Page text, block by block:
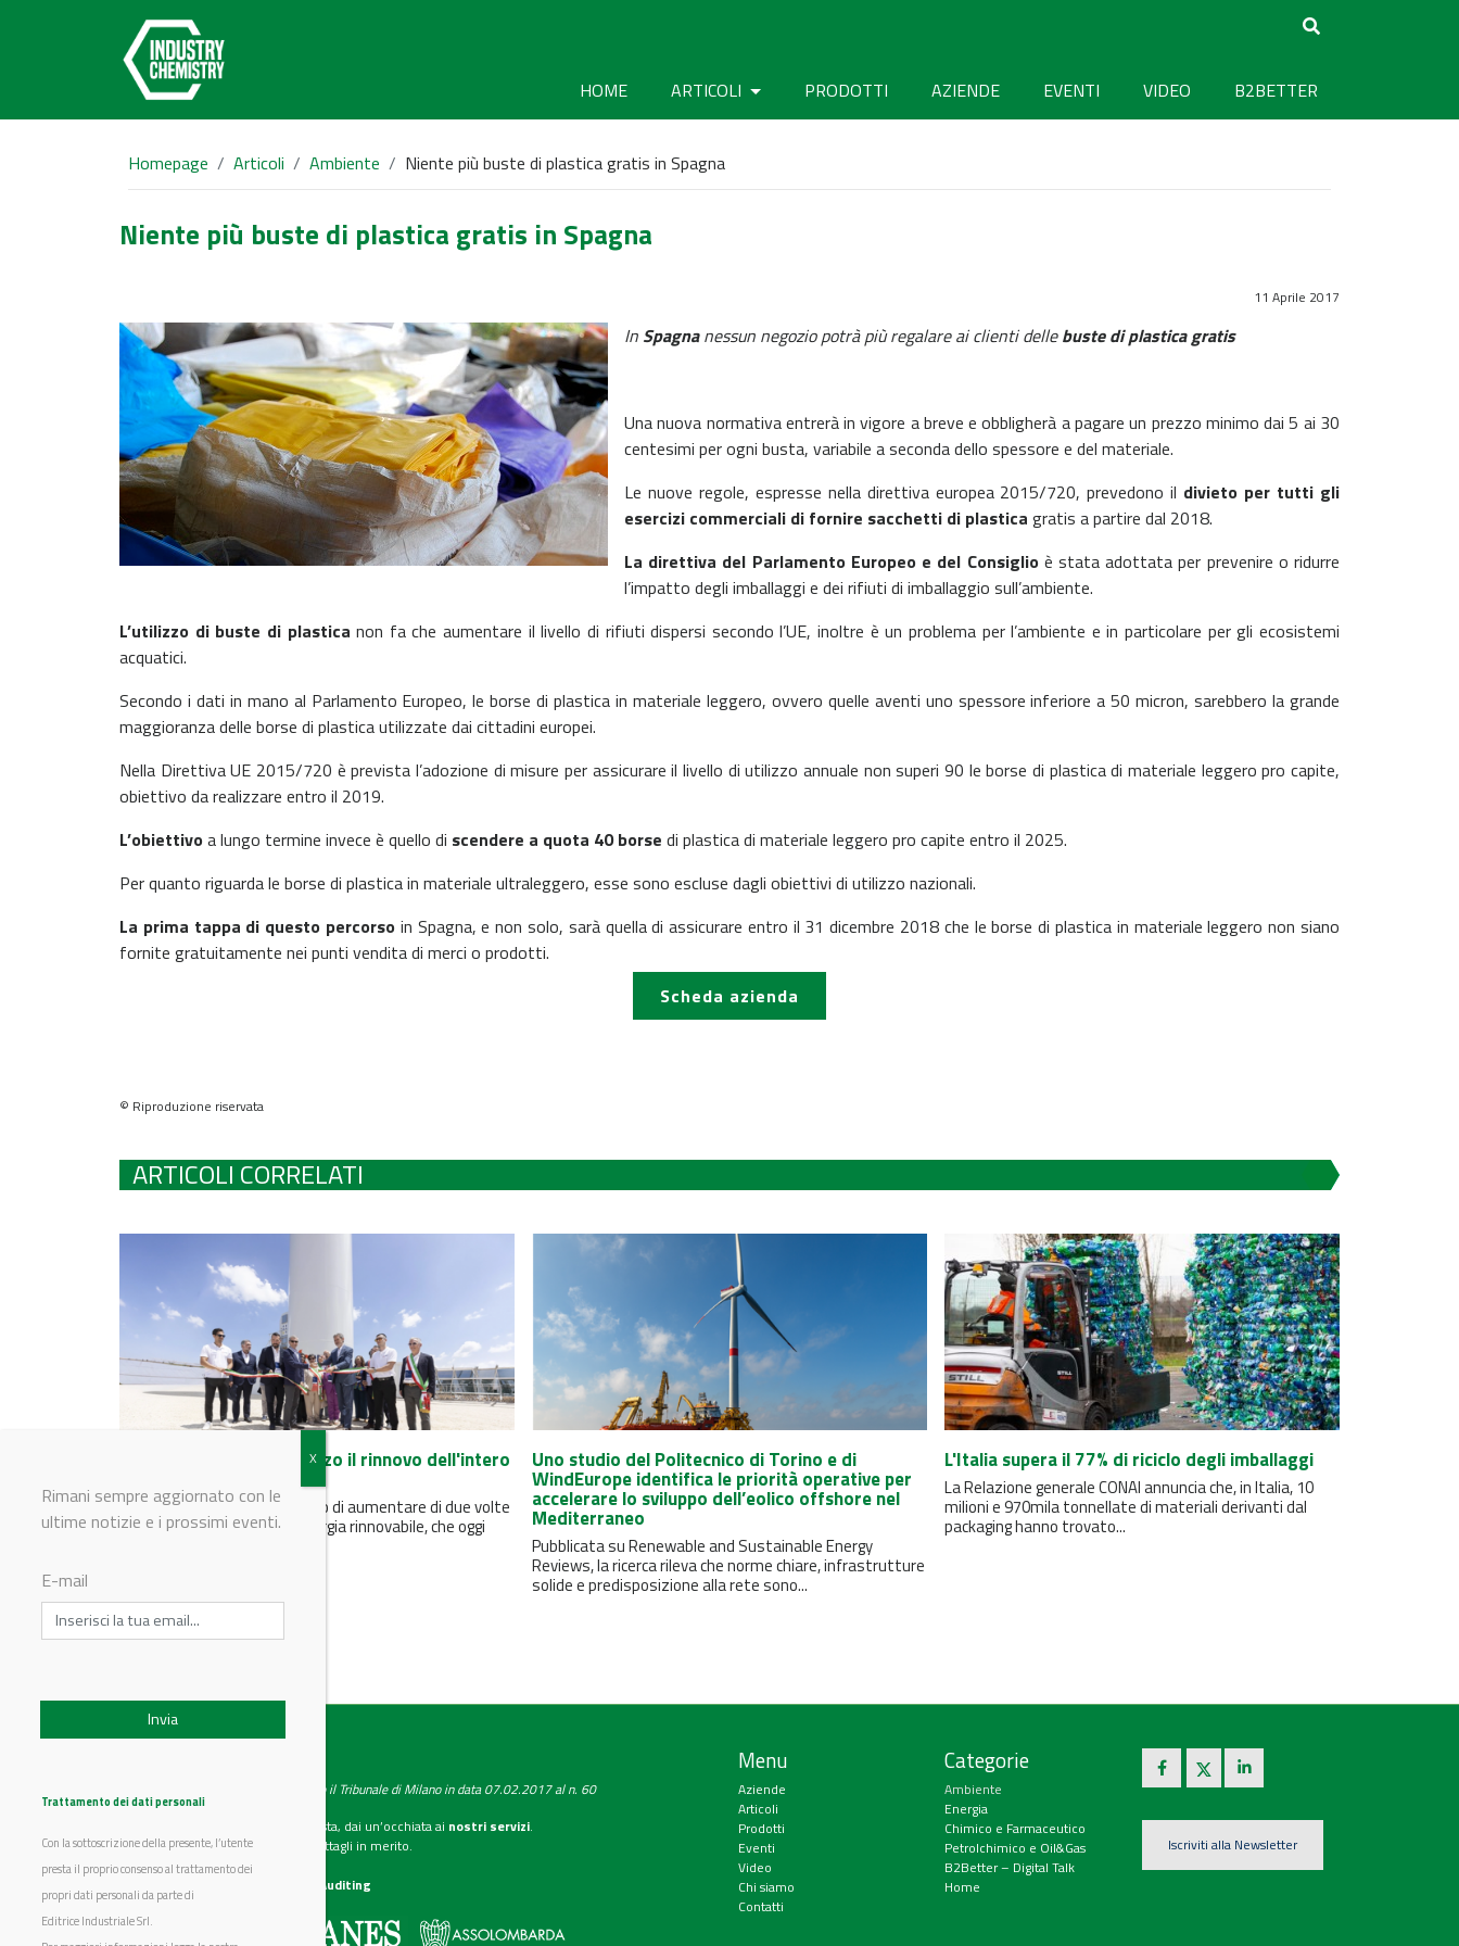
HOME ARTICOLI PRODOTTI AZIENDE EVENTI VIDEO B2BETTER
Homepage Articoli Ambiente Niente più buste di plastica gratis in Spagna
Niente più buste di plastica gratis in Spagna
11 Aprile 2017
In Spagnanessun negozio potrà più regalare ai clienti dellebuste di plastica gratis
Una nuova normativa entrerà in vigore a breve e obbligherà a pagare un prezzo minimo dai 5 ai 30
centesimi per ogni busta, variabile a seconda dello spessore e del materiale.
Le nuove regole, espresse nella direttiva europea 2015/720, prevedono il divieto per tutti gli
esercizi commerciali di fornire sacchetti di plastica gratis a partire dal 2018.
La direttiva del Parlamento Europeo e del Consiglioè stata adottata per prevenire o ridurre
l’impatto degli imballaggi e dei rifiuti di imballaggio sull’ambiente.
L’utilizzo di buste di plastica non fa che aumentare il livello di rifiuti dispersi secondo l’UE, inoltre è un problema per l’ambiente e in particolare per gli ecosistemi
acquatici.
Secondo i dati in mano al Parlamento Europeo, le borse di plastica in materiale leggero, ovvero quelle aventi uno spessore inferiore a 50 micron, sarebbero la grande
maggioranza delle borse di plastica utilizzate dai cittadini europei.
Nella Direttiva UE 2015/720 è prevista l’adozione di misure per assicurare il livello di utilizzo annuale non superi 90 le borse di plastica di materiale leggero pro capite,
obiettivo da realizzare entro il 2019.
L’obiettivoa lungo termine invece è quello di scendere a quota 40 borse di plastica di materiale leggero pro capite entro il 2025.
Per quanto riguarda le borse di plastica in materiale ultraleggero, esse sono escluse dagli obiettivi di utilizzo nazionali.
La prima tappa di questo percorsoin Spagna, e non solo, sarà quella di assicurare entro il 31 dicembre 2018 che le borse di plastica in materiale leggero non siano
fornite gratuitamente nei punti vendita di merci o prodotti.
Scheda azienda
© Riproduzione riservata
ARTICOLI CORRELATI
Edison completa in Abruzzo il rinnovo dell'intero
Il rinnovamento ha consentito di aumentare di due volte
e mezzo la produzione di energia rinnovabile, che oggi
Uno studio del Politecnico di Torino e di
WindEurope identifica le priorità operative per
accelerare lo sviluppo dell’eolico offshore nel
Mediterraneo
Pubblicata su Renewable and Sustainable Energy
Reviews, la ricerca rileva che norme chiare, infrastrutture
solide e predisposizione alla rete sono...
L'Italia supera il 77% di riciclo degli imballaggi
La Relazione generale CONAI annuncia che, in Italia, 10
milioni e 970mila tonnellate di materiali derivanti dal
packaging hanno trovato...
Testata giornalistica registrata presso il Tribunale di Milano in data 07.02.2017 al n. 60
Se vuoi diventare nostro inserzionista, dai un’occhiata ai nostri servizi.
Scarica il mediakitper maggiori dettagli in merito.
CSST WebAuditing
Editrice Industriale è associata a:
Menu
Aziende
Articoli
Prodotti
Eventi
Video
Chi siamo
Contatti
Categorie
Ambiente
Energia
Chimico e Farmaceutico
Petrolchimico e Oil&Gas
B2Better – Digital Talk
Home
Iscriviti alla Newsletter
Rimani sempre aggiornato con le
ultime notizie e i prossimi eventi.
E-mail
Trattamento dei dati personali
Con la sottoscrizione della presente, l’utente
presta il proprio consenso al trattamento dei
propri dati personali da parte di
Editrice Industriale Srl.